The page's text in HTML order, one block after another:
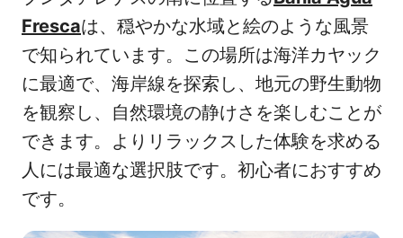
Frescaは、穏やかな水域と絵のような風景
で知られています。この場所は海洋カヤック
に最適で、海岸線を探索し、地元の野生動物
を観察し、自然環境の静けさを楽しむことが
できます。よりリラックスした体験を求める
人には最適な選択肢です。初心者におすすめ
です。